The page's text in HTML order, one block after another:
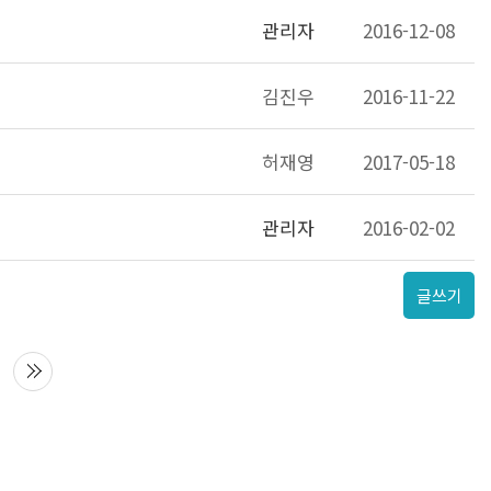
관리자 2016-12-08
김진우 2016-11-22
허재영 2017-05-18
관리자 2016-02-02
글쓰기